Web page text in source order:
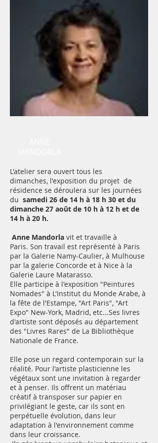
L'atelier sera ouvert tous les
dimanches, l'exposition du projet de
résidence se déroulera sur les journées
du samedi 26 de 14 h à 18 h 30 et du
dimanche 27 août de 10 h à 12 h et de
14 h à 20 h.
Anne Mandorla vit et travaille à
Paris. Son travail est représenté à Paris
par la Galerie Namy-Caulier, à Mulhouse
par la galerie Concorde et à Nice à la
Galerie Laure Matarasso.
Elle participe à l'exposition "Peintures
Nomades" à L'Institut du Monde Arabe, à
la fête de l'Estampe, "Art Paris", "Art
Expo" New-York, Madrid, etc...Ses livres
d'artiste sont déposés au département
des "Livres Rares" de La Bibliothèque
Nationale de France.
Elle pose un regard contemporain sur la
réalité. Pour l'artiste plasticienne les
végétaux sont une invitation à regarder
et à penser. Ils offrent un matériau
créatif à transposer sur papier en
privilégiant le geste, car ils sont en
perpétuelle évolution, dans leur
adaptation à l'environnement comme
dans leur croissance.